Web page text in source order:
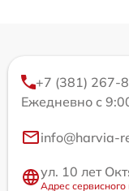
+7 (381) 267-
Ежедневно с
info@harvia-
ул. 10 лет
Адрес